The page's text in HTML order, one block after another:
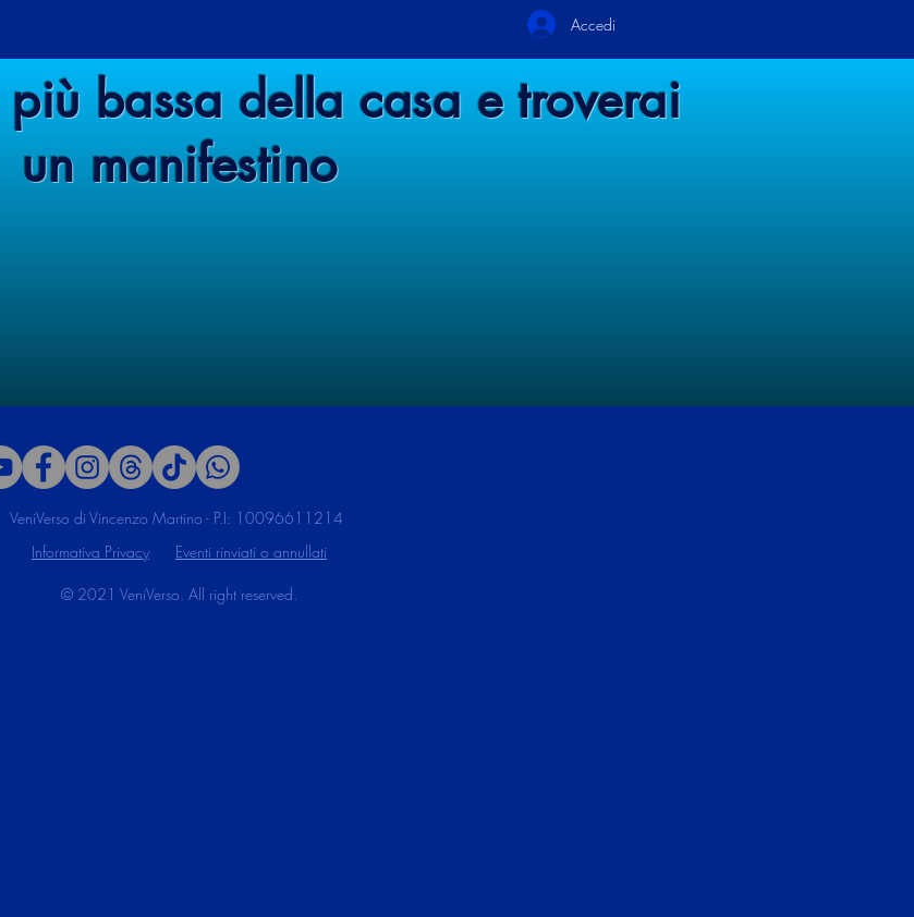
Accedi
bassa della casa e troverai
un manifestino
VeniVerso di Vincenzo Martino - P.I: 10096611214
Informativa Privacy
Eventi rinviati o annullati
© 2021 VeniVerso. All right reserved.